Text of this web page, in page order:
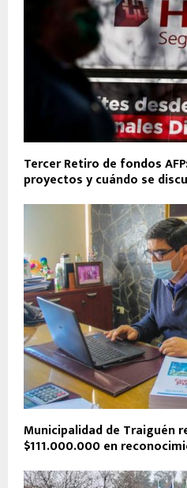
Tercer Retiro de fondos
proyectos y cuándo se
Municipalidad de Traiguén
$111.000.000 en